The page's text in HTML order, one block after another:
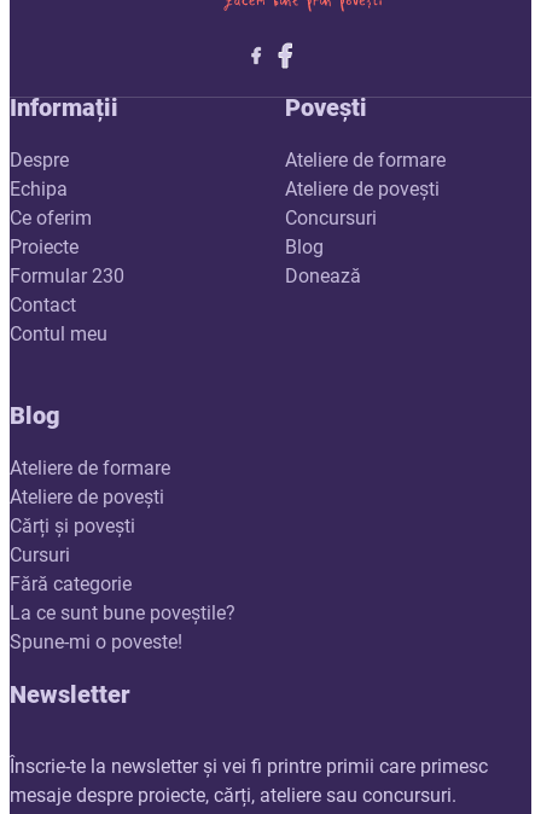
Follow me on X
Follow me on LinkedIn
Follow me on X
Informații
Despre
Echipa
Ce oferim
Proiecte
Formular 230
Contact
Contul meu
Povești
Ateliere de formare
Ateliere de povești
Concursuri
Blog
Donează
Blog
Ateliere de formare
Ateliere de povești
Cărți și povești
Cursuri
Fără categorie
La ce sunt bune poveștile?
Spune-mi o poveste!
Newsletter
Înscrie-te la newsletter și vei fi printre primii care primesc
mesaje despre proiecte, cărți, ateliere sau concursuri.